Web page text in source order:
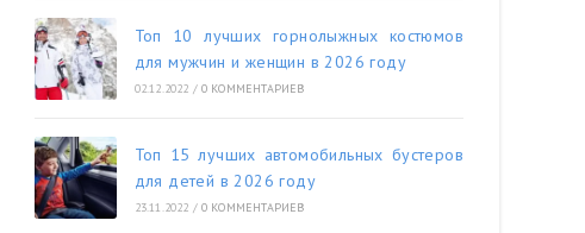
Топ 10 лучших горнолыжных костюмов
для мужчин и женщин в 2026 году
02.12.2022 / 0 КОММЕНТАРИЕВ
Топ 15 лучших автомобильных бустеров
для детей в 2026 году
23.11.2022 / 0 КОММЕНТАРИЕВ